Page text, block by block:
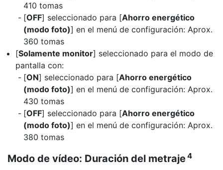
410 tomas
[OFF] seleccionado para [Ahorro energético
(modo foto)] en el menú de configuración: Aprox.
360 tomas
[Solamente monitor] seleccionado para el modo de
pantalla con:
[ON] seleccionado para [Ahorro energético
(modo foto)] en el menú de configuración: Aprox.
430 tomas
[OFF] seleccionado para [Ahorro energético
(modo foto)] en el menú de configuración: Aprox.
380 tomas
Modo de vídeo: Duración del metraje4